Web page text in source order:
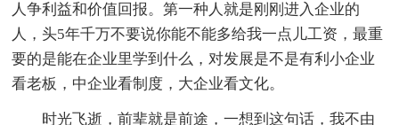
人争利益和价值回报。第一种人就是刚刚进入企业的
人，头5年千万不要说你能不能多给我一点儿工资，最重
要的是能在企业里学到什么，对发展是不是有利小企业
看老板，中企业看制度，大企业看文化。
时光飞逝，前辈就是前途，一想到这句话，我不由